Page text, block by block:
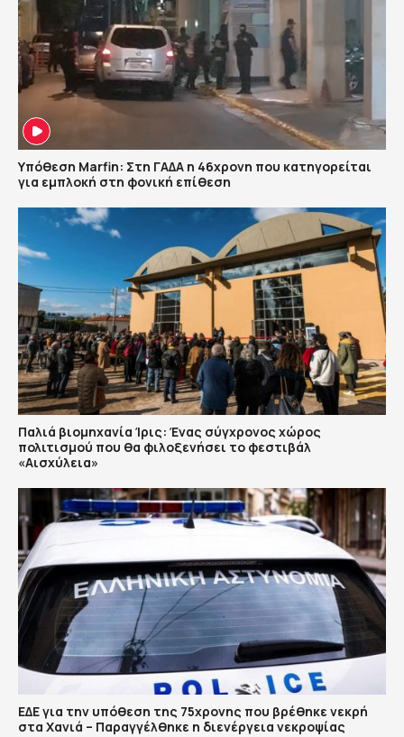
Υπόθεση Marfin: Στη ΓΑΔΑ η 46χρονη που κατηγορείται
για εμπλοκή στη φονική επίθεση
Παλιά βιομηχανία Ίρις: Ένας σύγχρονος χώρος
πολιτισμού που θα φιλοξενήσει το φεστιβάλ
«Αισχύλεια»
ΕΔΕ για την υπόθεση της 75χρονης που βρέθηκε νεκρή
στα Χανιά – Παραγγέλθηκε η διενέργεια νεκροψίας